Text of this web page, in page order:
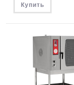
Купить